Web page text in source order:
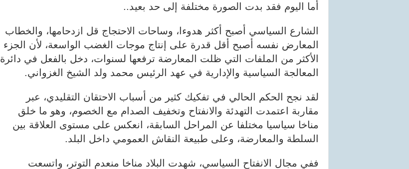
أما اليوم فقد بدت الصورة مختلفة إلى حد بعيد..
الشارع السياسي أصبح أكثر هدوءا، وساحات الاحتجاج قل ازدحامها، والخطاب
المعارض نفسه أصبح أقل قدرة على إنتاج موجات الغضب الواسعة، لأن الجزء
الأكثر من الملفات التي ظلت المعارضة ترفعها لسنوات، دخل بالفعل في دائرة
المعالجة السياسية والإدارية في عهد الرئيس محمد ولد الشيخ الغزواني.
لقد نجح الحكم الحالي في تفكيك كثير من أسباب الاحتقان التقليدي، عبر
مقاربة اعتمدت التهدئة والانفتاح وتخفيف الصدام مع الخصوم، وهو ما خلق
مناخا سياسيا مختلفا عن المراحل السابقة، انعكس على مستوى العلاقة بين
السلطة والمعارضة، وعلى طبيعة النقاش العمومي داخل البلد.
ففي مجال الانفتاح السياسي، شهدت البلاد مناخا منعدم التوتر، واتسعت